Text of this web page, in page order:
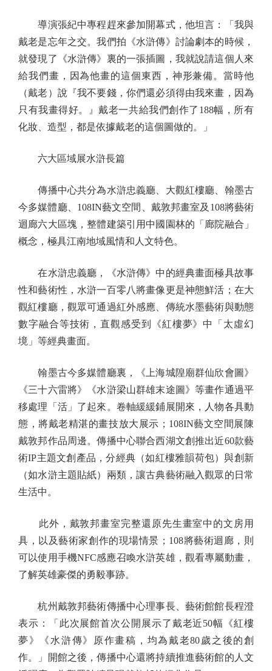
導演張紀中專程趕來參加開幕式，他坦言：「我與
戴老是忘年之交。我們拍《水滸傳》討論劇本的時候，
就發現了《水滸傳》裏的一張插圖，我就說請這個人來
給我們畫，因為他畫的這個東西，神形兼備。當時他
（戴老）說『我不要錢，你們還必須得由我來畫，因為
只有我畫得好。』戴老一共給我們創作了188幅，所有
化妝、造型，都是依據戴老的這個圖做的。」
六大區域展水滸長篇
傳播中心共分為水滸忠義廳、大觀紅樓廳、翰墨古
今多媒體廳、108IN藝文空間、戴敦邦畫室及108將藝術
迴廊六大區塊，整體建築引用中國園林的「廊院融合」
概念，極具江南地域風情和人文特色。
在水滸忠義廳，《水滸傳》中的經典畫面極具故事
性和藝術性，水滸一百零八將畫像更是神態鮮活；在大
觀紅樓廳，觀眾可通過紅外感應、傳統水墨藝術與動態
數字融合等技術，直觀感受到《紅樓夢》中「太虛幻
境」等經典畫面。
翰墨古今多媒體廳裏，《上海城隍廟群仙欣會圖》
《三十六雷將》《水滸梁山群雄末途圖》等畫作通過平
移處理「活」了起來。卷軸緩緩鋪展開來，人物各具動
態，將戴老精湛的畫技放大展示；108IN藝文空間展陳
戴敦邦作品周邊。傳播中心聯合西湖文創推出近60款藝
術IP主題文創產品，分經典（如紅樓雅韻荷包）與創新
（如水滸主題貼紙）兩類，讓古典藝術融入觀眾的日常
生活中。
此外，戴敦邦畫室完整還原先生畫室中的文房用
具，以及藝術家創作的現場情景；108將藝術迴廊，則
可以使用手機NFC感應召喚水滸英雄，觀看專屬動畫，
了解英雄豪傑的勇毅事跡。
杭州戴敦邦藝術傳播中心理事長、藝術館館長程澄
表示：「此次展館首次公開展示了戴老近50幅《紅樓
夢》《水滸傳》原作畫稿，均為戴老80歲之後的創
作。」開館之後，傳播中心還將持續推進藝術館的人文